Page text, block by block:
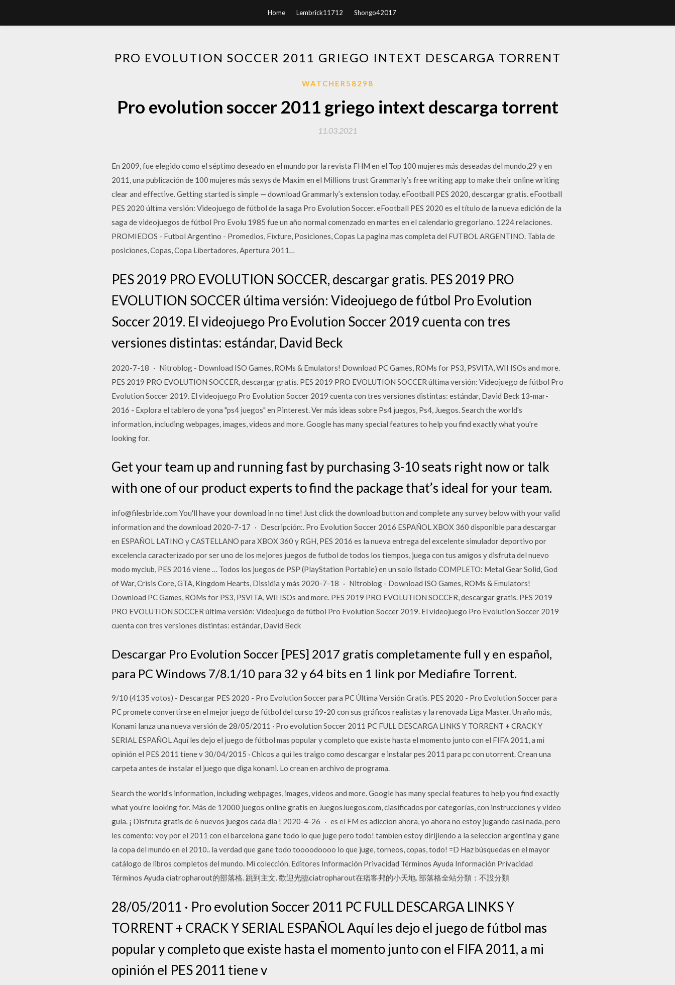
Home Lembrick11712 Shongo42017
PRO EVOLUTION SOCCER 2011 GRIEGO INTEXT DESCARGA TORRENT
WATCHER58298
Pro evolution soccer 2011 griego intext descarga torrent
11.03.2021
En 2009, fue elegido como el séptimo deseado en el mundo por la revista FHM en el Top 100 mujeres más deseadas del mundo,29 y en
2011, una publicación de 100 mujeres más sexys de Maxim en el Millions trust Grammarly’s free writing app to make their online writing
clear and effective. Getting started is simple — download Grammarly’s extension today. eFootball PES 2020, descargar gratis. eFootball
PES 2020 última versión: Videojuego de fútbol de la saga Pro Evolution Soccer. eFootball PES 2020 es el título de la nueva edición de la
saga de videojuegos de fútbol Pro Evolu 1985 fue un año normal comenzado en martes en el calendario gregoriano. 1224 relaciones.
PROMIEDOS - Futbol Argentino - Promedios, Fixture, Posiciones, Copas La pagina mas completa del FUTBOL ARGENTINO. Tabla de
posiciones, Copas, Copa Libertadores, Apertura 2011…
PES 2019 PRO EVOLUTION SOCCER, descargar gratis. PES 2019 PRO
EVOLUTION SOCCER última versión: Videojuego de fútbol Pro Evolution
Soccer 2019. El videojuego Pro Evolution Soccer 2019 cuenta con tres
versiones distintas: estándar, David Beck
2020-7-18 · Nitroblog - Download ISO Games, ROMs & Emulators! Download PC Games, ROMs for PS3, PSVITA, WII ISOs and more.
PES 2019 PRO EVOLUTION SOCCER, descargar gratis. PES 2019 PRO EVOLUTION SOCCER última versión: Videojuego de fútbol Pro
Evolution Soccer 2019. El videojuego Pro Evolution Soccer 2019 cuenta con tres versiones distintas: estándar, David Beck 13-mar-
2016 - Explora el tablero de yona "ps4 juegos" en Pinterest. Ver más ideas sobre Ps4 juegos, Ps4, Juegos. Search the world's
information, including webpages, images, videos and more. Google has many special features to help you find exactly what you're
looking for.
Get your team up and running fast by purchasing 3-10 seats right now or talk
with one of our product experts to find the package that’s ideal for your team.
info@filesbride.com You'll have your download in no time! Just click the download button and complete any survey below with your valid
information and the download 2020-7-17 · Descripción:. Pro Evolution Soccer 2016 ESPAÑOL XBOX 360 disponible para descargar
en ESPAÑOL LATINO y CASTELLANO para XBOX 360 y RGH, PES 2016 es la nueva entrega del excelente simulador deportivo por
excelencia caracterizado por ser uno de los mejores juegos de futbol de todos los tiempos, juega con tus amigos y disfruta del nuevo
modo myclub, PES 2016 viene … Todos los juegos de PSP (PlayStation Portable) en un solo listado COMPLETO: Metal Gear Solid, God
of War, Crisis Core, GTA, Kingdom Hearts, Dissidia y más 2020-7-18 · Nitroblog - Download ISO Games, ROMs & Emulators!
Download PC Games, ROMs for PS3, PSVITA, WII ISOs and more. PES 2019 PRO EVOLUTION SOCCER, descargar gratis. PES 2019
PRO EVOLUTION SOCCER última versión: Videojuego de fútbol Pro Evolution Soccer 2019. El videojuego Pro Evolution Soccer 2019
cuenta con tres versiones distintas: estándar, David Beck
Descargar Pro Evolution Soccer [PES] 2017 gratis completamente full y en español,
para PC Windows 7/8.1/10 para 32 y 64 bits en 1 link por Mediafire Torrent.
9/10 (4135 votos) - Descargar PES 2020 - Pro Evolution Soccer para PC Última Versión Gratis. PES 2020 - Pro Evolution Soccer para
PC promete convertirse en el mejor juego de fútbol del curso 19-20 con sus gráficos realistas y la renovada Liga Master. Un año más,
Konami lanza una nueva versión de 28/05/2011 · Pro evolution Soccer 2011 PC FULL DESCARGA LINKS Y TORRENT + CRACK Y
SERIAL ESPAÑOL Aquí les dejo el juego de fútbol mas popular y completo que existe hasta el momento junto con el FIFA 2011, a mi
opinión el PES 2011 tiene v 30/04/2015 · Chicos a qui les traigo como descargar e instalar pes 2011 para pc con utorrent. Crean una
carpeta antes de instalar el juego que diga konami. Lo crean en archivo de programa.
Search the world's information, including webpages, images, videos and more. Google has many special features to help you find exactly
what you're looking for. Más de 12000 juegos online gratis en JuegosJuegos.com, clasificados por categorías, con instrucciones y video
guía. ¡ Disfruta gratis de 6 nuevos juegos cada día ! 2020-4-26 · es el FM es adiccion ahora, yo ahora no estoy jugando casi nada, pero
les comento: voy por el 2011 con el barcelona gane todo lo que juge pero todo! tambien estoy dirijiendo a la seleccion argentina y gane
la copa del mundo en el 2010.. la verdad que gane todo toooodoooo lo que juge, torneos, copas, todo! =D Haz búsquedas en el mayor
catálogo de libros completos del mundo. Mi colección. Editores Información Privacidad Términos Ayuda Información Privacidad
Términos Ayuda ciatropharout的部落格. 跳到主文. 歡迎光臨ciatropharout在痞客邦的小天地. 部落格全站分類：不設分類
28/05/2011 · Pro evolution Soccer 2011 PC FULL DESCARGA LINKS Y
TORRENT + CRACK Y SERIAL ESPAÑOL Aquí les dejo el juego de fútbol mas
popular y completo que existe hasta el momento junto con el FIFA 2011, a mi
opinión el PES 2011 tiene v